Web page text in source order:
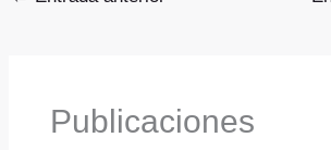
Publicaciones